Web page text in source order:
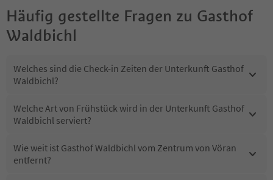
Häufig gestellte Fragen zu Gasthof
Waldbichl
Welches sind die Check-in Zeiten der Unterkunft Gasthof
Waldbichl?
Welche Art von Frühstück wird in der Unterkunft Gasthof
Waldbichl serviert?
Wie weit ist Gasthof Waldbichl vom Zentrum von Vöran
entfernt?